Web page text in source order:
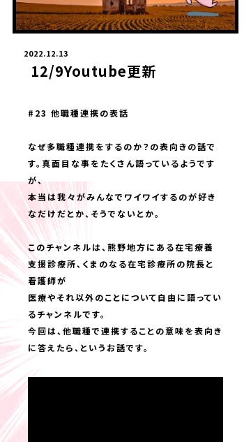
2022.12.13
12/9Youtube更新
#23 他職種連携の表話
なぜ多職種連携をするのか？の表向きの話で
す。真面目な事をたくさん語っているようです
が、
本当は我々がみんなでワイワイするのが好き
なだけだとか、そうでないとか。
このチャンネルは、熊野地方にある在宅療養
支援診療所、くまのなる在宅診療所の院長と
看護師が
医療やそれ以外のことについて自由に語ってい
るチャンネルです。
今回は、他職種で連携することの意味を表向き
に答えたら、というお話です。